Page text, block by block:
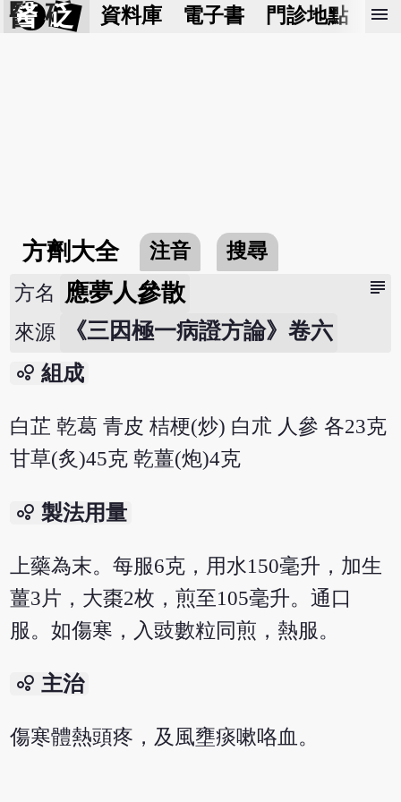
醫 砭 資料庫 電子書 門診地點 預
menu
方劑大全 注音 搜尋
subject
方名 應夢人參散
來源 《三因極一病證方論》卷六
bubble_chart 組成
白芷 乾葛 青皮 桔梗(炒) 白朮 人參 各23克
甘草(炙)45克 乾薑(炮)4克
bubble_chart 製法用量
上藥為末。每服6克，用水150毫升，加生
薑3片，大棗2枚，煎至105毫升。通口
服。如傷寒，入豉數粒同煎，熱服。
bubble_chart 主治
傷寒體熱頭疼，及風壅痰嗽咯血。